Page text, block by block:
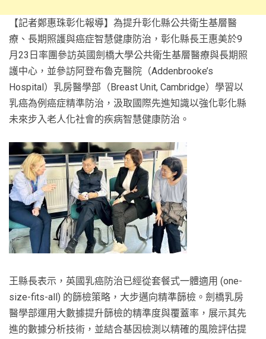
【記者鄭惠珠彰化報導】為提升彰化縣公共衛生基層醫
療、長期照護與癌症智慧健康防治，彰化縣長王惠美於9
月23日率團參訪英國劍橋大學公共衛生基層醫療與長期照
護中心，並參訪阿登布魯克醫院（Addenbrooke’s
Hospital）乳房醫學部（Breast Unit, Cambridge）學習以
乳癌為例癌症精準防治，汲取國際先進知識以強化彰化縣
未來步入老人化社會的疾病智慧健康防治。
王縣長表示，英國乳癌防治已經從套餐式一體適用 (one-
size-fits-all) 的篩檢策略，大步邁向精準篩檢。劍橋乳房
醫學部運用大數據提升篩檢的精準度與覆蓋率，展示其先
進的數據分析技術，並結合基因檢測以精確的風險評估提